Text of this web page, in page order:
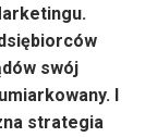
swój
I
strategia